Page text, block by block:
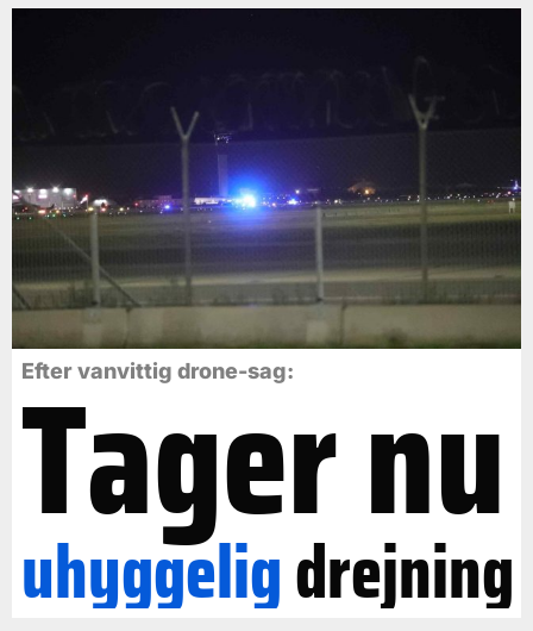
Efter vanvittig drone-sag:
Tager nu
uhyggeligdrejning